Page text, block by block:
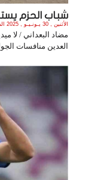
شباب الحزم
الأثنين , 30 يـونـيـو , 2025 الساعة 11:15:53 PM
مضاد البعداني / لا
العدين منافسات